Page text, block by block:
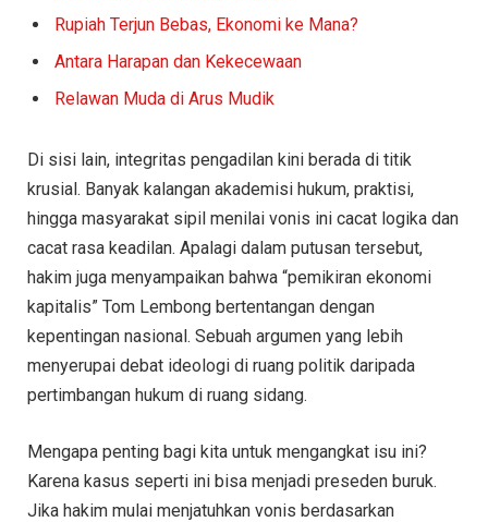
Rupiah Terjun Bebas, Ekonomi ke Mana?
Antara Harapan dan Kekecewaan
Relawan Muda di Arus Mudik
Di sisi lain, integritas pengadilan kini berada di titik
krusial. Banyak kalangan akademisi hukum, praktisi,
hingga masyarakat sipil menilai vonis ini cacat logika dan
cacat rasa keadilan. Apalagi dalam putusan tersebut,
hakim juga menyampaikan bahwa “pemikiran ekonomi
kapitalis” Tom Lembong bertentangan dengan
kepentingan nasional. Sebuah argumen yang lebih
menyerupai debat ideologi di ruang politik daripada
pertimbangan hukum di ruang sidang.
Mengapa penting bagi kita untuk mengangkat isu ini?
Karena kasus seperti ini bisa menjadi preseden buruk.
Jika hakim mulai menjatuhkan vonis berdasarkan